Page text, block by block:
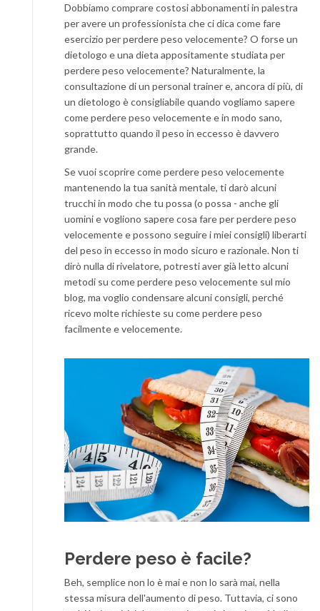
Dobbiamo comprare costosi abbonamenti in palestra
per avere un professionista che ci dica come fare
esercizio per perdere peso velocemente? O forse un
dietologo e una dieta appositamente studiata per
perdere peso velocemente? Naturalmente, la
consultazione di un personal trainer e, ancora di più, di
un dietologo è consigliabile quando vogliamo sapere
come perdere peso velocemente e in modo sano,
soprattutto quando il peso in eccesso è davvero
grande.
Se vuoi scoprire come perdere peso velocemente
mantenendo la tua sanità mentale, ti darò alcuni
trucchi in modo che tu possa (o possa - anche gli
uomini e vogliono sapere cosa fare per perdere peso
velocemente e possono seguire i miei consigli) liberarti
del peso in eccesso in modo sicuro e razionale. Non ti
dirò nulla di rivelatore, potresti aver già letto alcuni
metodi su come perdere peso velocemente sul mio
blog, ma voglio condensare alcuni consigli, perché
ricevo molte richieste su come perdere peso
facilmente e velocemente.
Perdere peso è facile?
Beh, semplice non lo è mai e non lo sarà mai, nella
stessa misura dell'aumento di peso. Tuttavia, ci sono